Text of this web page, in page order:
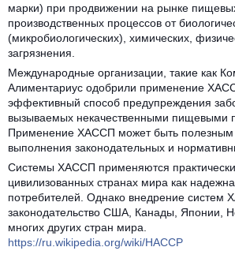
марки) при продвижении на рынке
производственных процессов от
(микробиологических), химических,
загрязнения.
Международные организации, такие как
Алиментариус одобрили применение
эффективный способ предупреждения
вызываемых некачественными пищевыми
Применение ХАССП может быть полезным
выполнения законодательных и
Системы ХАССП применяются
цивилизованных странах мира как
потребителей. Однако внедрение систем
законодательство США, Канады, Японии,
многих других стран мира.
https://ru.wikipedia.org/wiki/HACCP